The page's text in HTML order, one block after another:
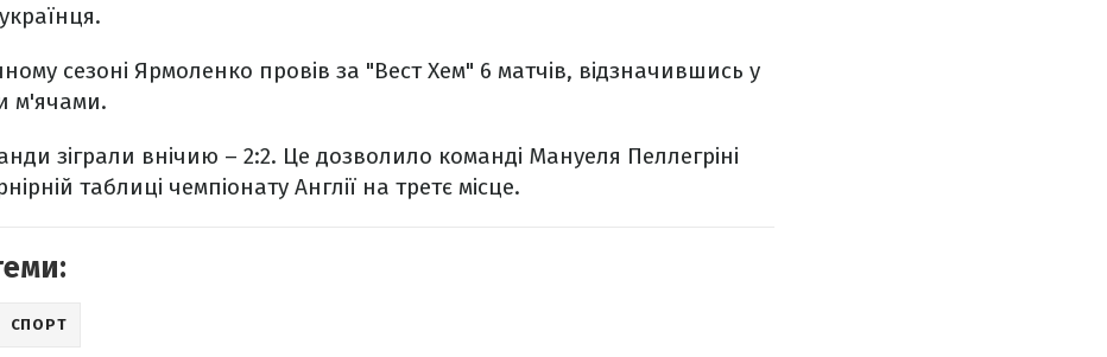
сезоні Ярмоленко провів за "Вест Хем" 6 матчів, відзначившись у
м'ячами.
зіграли внічию – 2:2. Це дозволило команді Мануеля Пеллегріні
таблиці чемпіонату Англії на третє місце.
СПОРТ